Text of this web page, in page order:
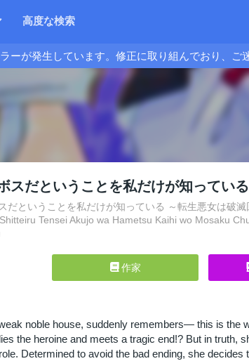
高度な検索
ーが発生しています。修正に取り組んでおり、ご
スだということを私だけが知ってい
だということを私だけが知っている ～転生悪女は破
Tensei Akujo wa Hametsu Kaihi wo Mosaku
作家
noble house, suddenly remembers— this is the
the heroine and meets a tragic end!? But in
Determined to avoid the bad ending, she